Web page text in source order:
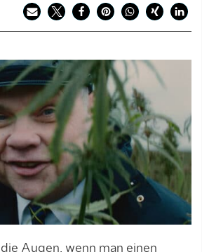
Augen, wenn man einen